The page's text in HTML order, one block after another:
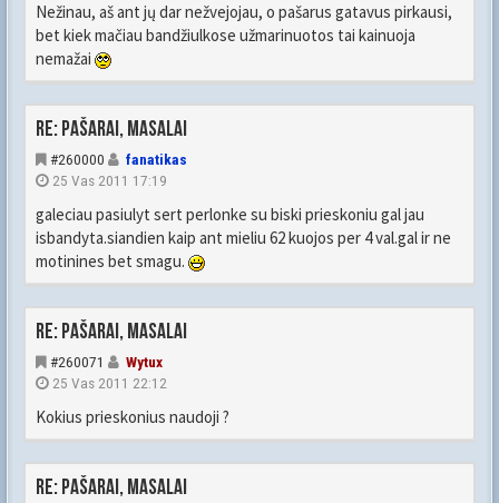
Nežinau, aš ant jų dar nežvejojau, o pašarus gatavus pirkausi,
bet kiek mačiau bandžiulkose užmarinuotos tai kainuoja
nemažai
Re: Pašarai, masalai
#260000
fanatikas
25 Vas 2011 17:19
galeciau pasiulyt sert perlonke su biski prieskoniu gal jau
isbandyta.siandien kaip ant mieliu 62 kuojos per 4 val.gal ir ne
motinines bet smagu.
Re: Pašarai, masalai
#260071
Wytux
25 Vas 2011 22:12
Kokius prieskonius naudoji ?
Re: Pašarai, masalai